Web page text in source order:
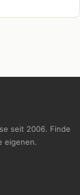
seit 2006. Finde
eigenen.